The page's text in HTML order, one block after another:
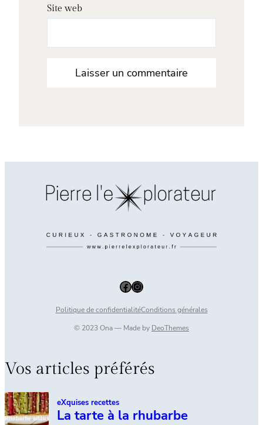
Site web
Facebook Instagram
Politique de confidentialitéConditions générales
© 2023 Ona — Made by DeoThemes
Vos articles préférés